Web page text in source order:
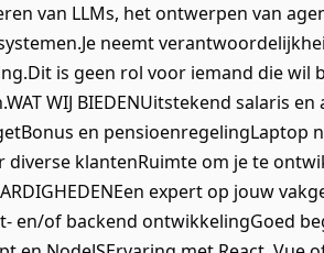
van LLMs, het ontwerpen van
neemt
is geen rol voor iemand die wil
WIJ BIEDENUitstekend salaris
en pensioenregelingLaptop
klantenRuimte om je te
expert op jouw
en/of backend ontwikkelingGoed